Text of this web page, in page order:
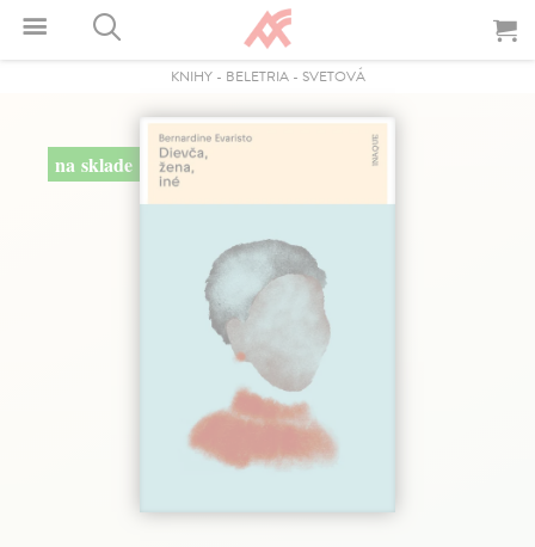
KNIHY- BELETRIA- SVETOVÁ
na sklade